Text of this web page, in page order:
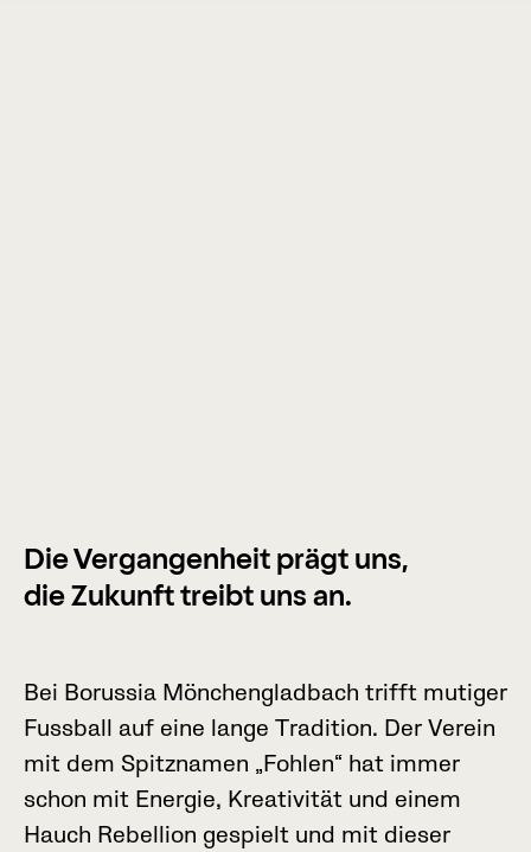
Die Vergangenheit prägt uns,
die Zukunft treibt uns an.
Bei Borussia Mönchengladbach trifft mutiger
Fussball auf eine lange Tradition. Der Verein
mit dem Spitznamen „Fohlen“ hat immer
schon mit Energie, Kreativität und einem
Hauch Rebellion gespielt und mit dieser